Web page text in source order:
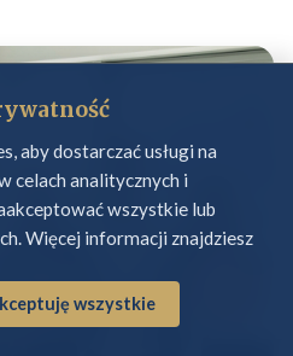
aby dostarczać usługi na
celach analitycznych i
wszystkie lub
Więcej informacji znajdziesz
wszystkie